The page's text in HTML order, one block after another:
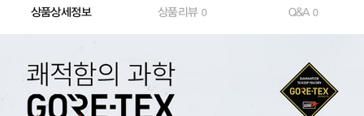
상품상세정보 상품리뷰 0 Q&A0